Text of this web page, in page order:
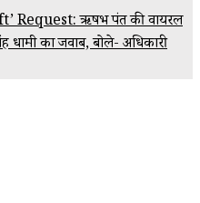
Request: ऋषभ पंत की वायरल
धामी का जवाब, बोले- अधिकारी